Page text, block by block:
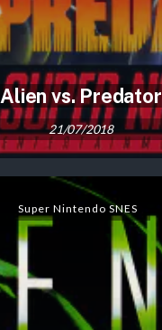
Alien vs. Predator
21/07/2018
Super Nintendo SNES